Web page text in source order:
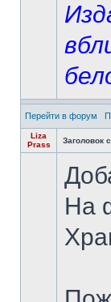
Перейти в форум
Liza
Prass
Заголовок
На